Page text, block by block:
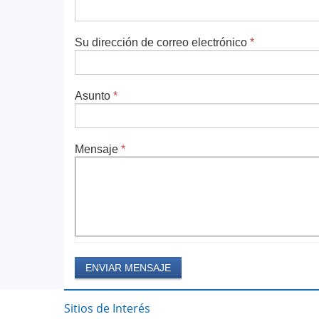
Su dirección de correo electrónico *
Asunto *
Mensaje *
Sitios de Interés